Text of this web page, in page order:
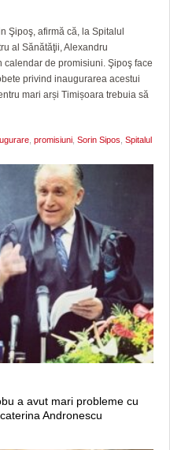
Şipoş, afirmă că, la Spitalul
al Sănătăţii, Alexandru
calendar de promisiuni. Şipoş face
privind inaugurarea acestui
mari arși Timișoara trebuia să
promisiuni Sorin Sipos Spitalul
a avut mari probleme cu
Andronescu